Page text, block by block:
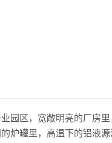
园区，宽敞明亮的厂房
炉罐里，高温下的铝液